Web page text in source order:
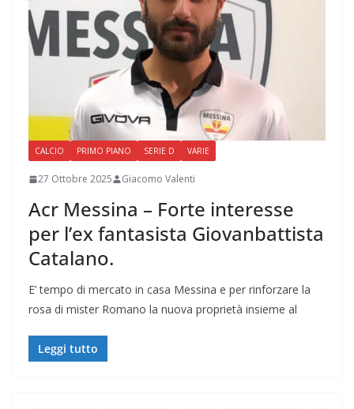
CALCIO PRIMO PIANO SERIE D VARIE
27 Ottobre 2025 Giacomo Valenti
Acr Messina – Forte interesse
per l’ex fantasista Giovanbattista
Catalano.
E’ tempo di mercato in casa Messina e per rinforzare la
rosa di mister Romano la nuova proprietà insieme al
Leggi tutto